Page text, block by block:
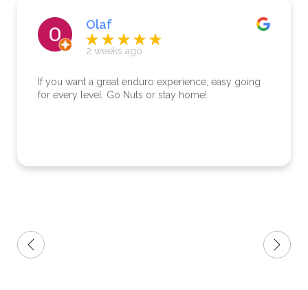
going
Claudia Marchlewski
Wir waren als Paar für drei Enduro-Tage
angemeldet. Ergonomisch lag das
Whirlpool und Sauna. So hatten die